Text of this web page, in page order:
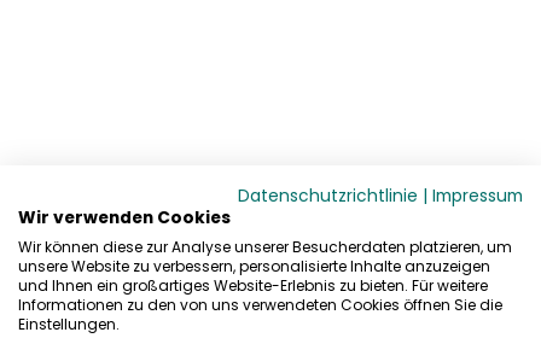
Datenschutzrichtlinie | Impressum
Wir verwenden Cookies
Wir können diese zur Analyse unserer Besucherdaten platzieren, um
unsere Website zu verbessern, personalisierte Inhalte anzuzeigen
und Ihnen ein großartiges Website-Erlebnis zu bieten. Für weitere
Informationen zu den von uns verwendeten Cookies öffnen Sie die
Einstellungen.